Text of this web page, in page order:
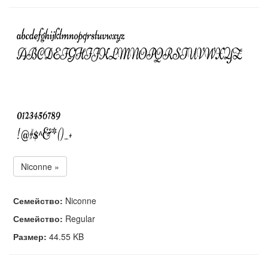
Niconne »
Семейство: Niconne
Семейство: Regular
Размер: 44.55 KB